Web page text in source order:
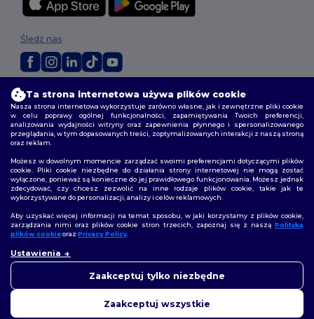
2026. Wszelkie prawa zastrzeżone
Warunki i Zasady|Polityka niestandardowa|polityka prywatności|
Polityka plików cookie|Mapa strony
Śledź nas
Ta strona internetowa używa plików cookie
Nasza strona internetowa wykorzystuje zarówno własne, jak i zewnętrzne pliki cookie
w celu poprawy ogólnej funkcjonalności, zapamiętywania Twoich preferencji,
analizowania wydajności witryny oraz zapewnienia płynnego i spersonalizowanego
przeglądania, w tym dopasowanych treści, zoptymalizowanych interakcji z naszą stroną
oraz reklam.
Możesz w dowolnym momencie zarządzać swoimi preferencjami dotyczącymi plików
cookie. Pliki cookie niezbędne do działania strony internetowej nie mogą zostać
wyłączone, ponieważ są konieczne do jej prawidłowego funkcjonowania. Możesz jednak
zdecydować, czy chcesz zezwolić na inne rodzaje plików cookie, takie jak te
wykorzystywane do personalizacji, analizy i celów reklamowych.
Aby uzyskać więcej informacji na temat sposobu, w jaki korzystamy z plików cookie,
zarządzania nimi oraz plików cookie stron trzecich, zapoznaj się z naszą Polityką
plików cookieoraz Privacy Policy.
Ustawienia
Zaakceptuj tylko niezbędne
Zaakceptuj wszystkie